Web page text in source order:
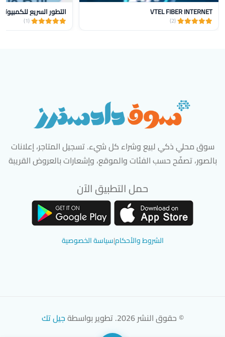
VTEL FIBER INTERNET
(2)
التطور السريع للكمبيوتر
(1)
سوق محلي ذكي لبيع وشراء كل شيء. تسجيل المتاجر، إعلانات
بالصور، تصفّح حسب الفئات والموقع، وإشعارات بالعروض القريبة
حمل التطبيق الآن
الشروط والأحكام|سياسة الخصوصية
© حقوق النشر 2026. تطوير بواسطة جيل تك